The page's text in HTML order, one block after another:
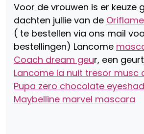
Voor de vrouwen is er keuze
dachten jullie van de
( te bestellen via ons mail
bestellingen) Lancome
Coach dream geur, een
Lancome la nuit tresor musc
Pupa zero chocolate
Maybelline marvel mascara